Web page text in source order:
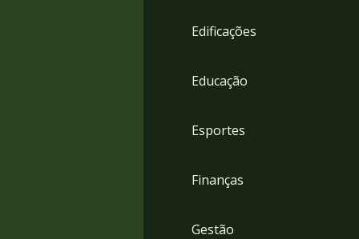
Edificações
Educação
Esportes
Finanças
Gestão